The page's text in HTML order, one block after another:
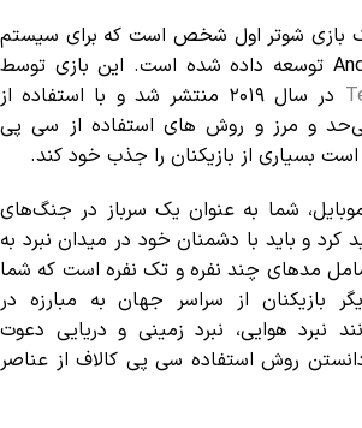
بازی شوتر اول شخص است که برای سیستم
عامل‌های iOS و Android توسعه داده شده است. این بازی توسط
در سال ۲۰۱۹ منتشر شد و با استفاده از
و مرز و روش های استفاده از سی پی
بسیاری از بازیکنان را جذب خود کند.
شما به عنوان یک سرباز در جنگ‌های
کرد و باید با دشمنان خود در میدان نبرد به
شامل مد‌های چند نفره و تک نفره است که شما
بازیکنان از سراسر جهان به مبارزه در
نبرد هوایی، نبرد زمینی و دریایی دعوت
روش استفاده سی پی کالاف از عناصر